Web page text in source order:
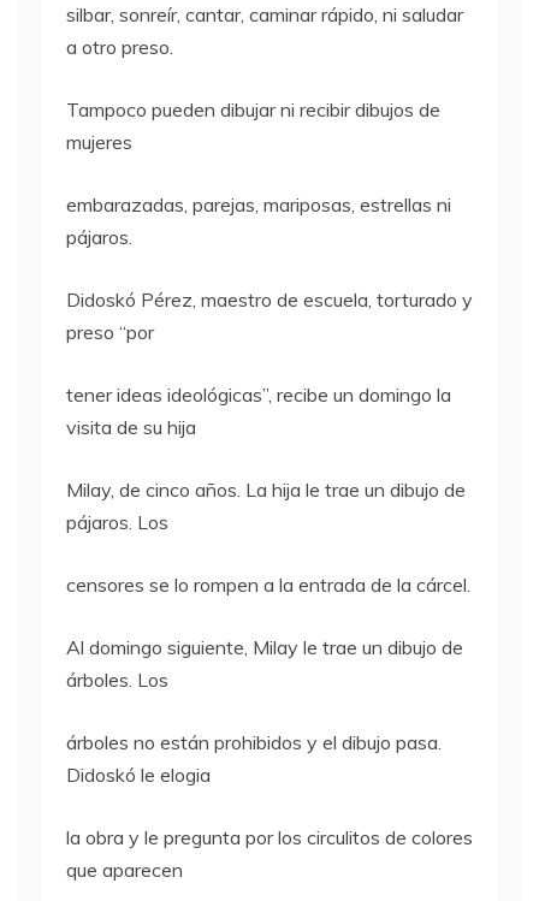
silbar, sonreír, cantar, caminar rápido, ni saludar
a otro preso.
Tampoco pueden dibujar ni recibir dibujos de
mujeres
embarazadas, parejas, mariposas, estrellas ni
pájaros.
Didoskó Pérez, maestro de escuela, torturado y
preso “por
tener ideas ideológicas”, recibe un domingo la
visita de su hija
Milay, de cinco años. La hija le trae un dibujo de
pájaros. Los
censores se lo rompen a la entrada de la cárcel.
Al domingo siguiente, Milay le trae un dibujo de
árboles. Los
árboles no están prohibidos y el dibujo pasa.
Didoskó le elogia
la obra y le pregunta por los circulitos de colores
que aparecen